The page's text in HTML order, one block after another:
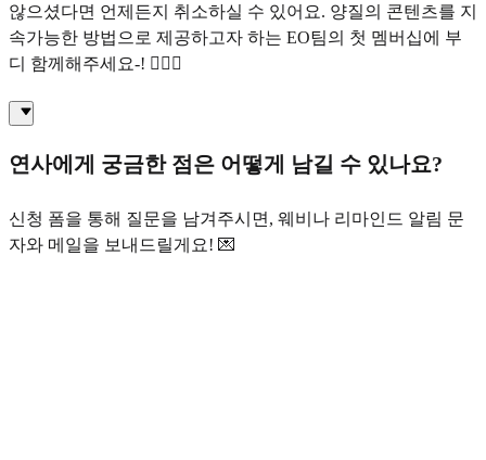
않으셨다면 언제든지 취소하실 수 있어요. 양질의 콘텐츠를 지
속가능한 방법으로 제공하고자 하는 EO팀의 첫 멤버십에 부
디 함께해주세요-! 🙇🏻‍♀️
연사에게 궁금한 점은 어떻게 남길 수 있나요?
신청 폼을 통해 질문을 남겨주시면, 웨비나 리마인드 알림 문
자와 메일을 보내드릴게요! 💌